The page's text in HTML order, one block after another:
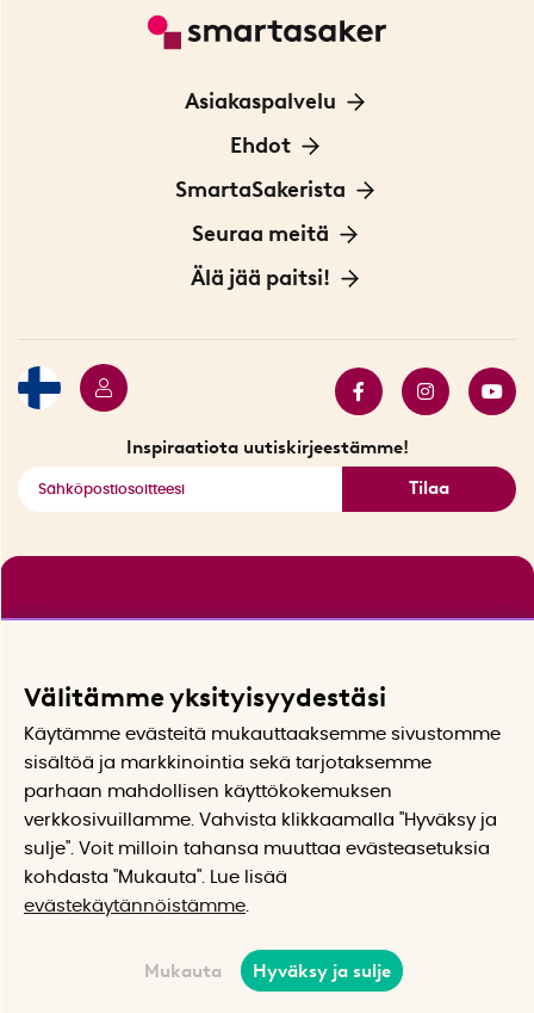
Asiakaspalvelu
Ota yhteyttä
Ehdot
Tietoa evästeistä
Yksityisyydensuoja
Sopimusehdot
SmartaSakerista
Meistä
Myymälä Tukholmassa
Seuraa meitä
Innovaattoriblogi
Älä jää paitsi!
Inspiraatiota uutiskirjeestämme!
Tilaa
Välitämme yksityisyydestäsi
Käytämme evästeitä mukauttaaksemme sivustomme
sisältöä ja markkinointia sekä tarjotaksemme
parhaan mahdollisen käyttökokemuksen
verkkosivuillamme. Vahvista klikkaamalla "Hyväksy ja
sulje". Voit milloin tahansa muuttaa evästeasetuksia
kohdasta "Mukauta". Lue lisää
evästekäytännöistämme
Mukauta Hyväksy ja sulje